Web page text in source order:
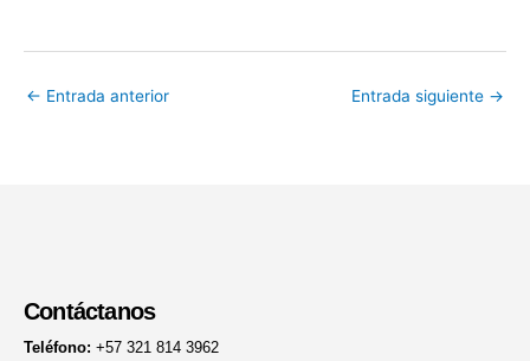
← Entrada anterior Entrada siguiente →
Contáctanos
Teléfono: +57 321 814 3962